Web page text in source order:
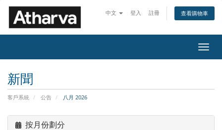
中文 登入 註冊 查看購物車
切
換
新聞
客戶系統 公告 八月 2026
按月份劃分